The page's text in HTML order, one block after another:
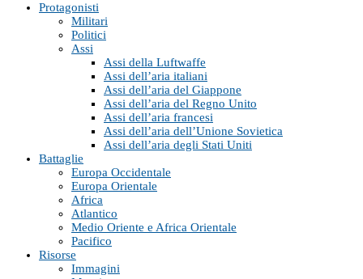
Protagonisti
Militari
Politici
Assi
Assi della Luftwaffe
Assi dell’aria italiani
Assi dell’aria del Giappone
Assi dell’aria del Regno Unito
Assi dell’aria francesi
Assi dell’aria dell’Unione Sovietica
Assi dell’aria degli Stati Uniti
Battaglie
Europa Occidentale
Europa Orientale
Africa
Atlantico
Medio Oriente e Africa Orientale
Pacifico
Risorse
Immagini